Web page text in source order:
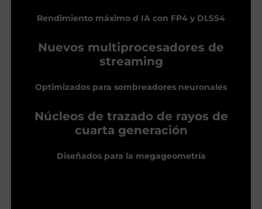
Rendimiento máximo d IA con FP4 y DLSS4
Nuevos multiprocesadores de
streaming
Optimizados para sombreadores neuronales
Núcleos de trazado de rayos de
cuarta generación
Diseñados para la megageometría